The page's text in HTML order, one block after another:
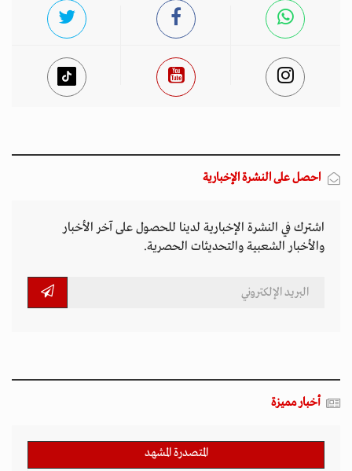
احصل على النشرة الإخبارية
اشترك في النشرة الإخبارية لدينا للحصول على آخر الأخبار
والأخبار الشعبية والتحديثات الحصرية.
أخبار مميزة
المتصدرة المشهد